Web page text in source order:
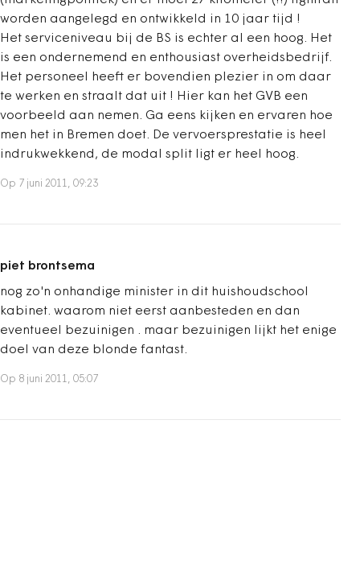
worden aangelegd en ontwikkeld in 10 jaar tijd !
Het serviceniveau bij de BS is echter al een hoog. Het
is een ondernemend en enthousiast overheidsbedrijf.
Het personeel heeft er bovendien plezier in om daar
te werken en straalt dat uit ! Hier kan het GVB een
voorbeeld aan nemen. Ga eens kijken en ervaren hoe
men het in Bremen doet. De vervoersprestatie is heel
indrukwekkend, de modal split ligt er heel hoog.
Op 7 juni 2011, 09:23
piet brontsema
nog zo'n onhandige minister in dit huishoudschool
kabinet. waarom niet eerst aanbesteden en dan
eventueel bezuinigen . maar bezuinigen lijkt het enige
doel van deze blonde fantast.
Op 8 juni 2011, 05:07